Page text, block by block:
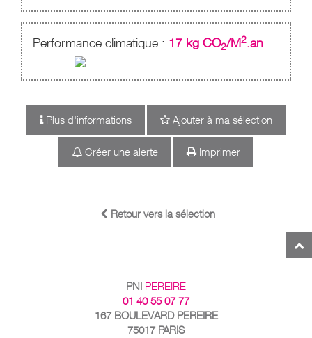
Performance climatique : 17 kg CO2/M2.an
Plus d'informations Ajouter à ma sélection
Créer une alerte Imprimer
Retour vers la sélection
PNI PEREIRE
01 40 55 07 77
167 BOULEVARD PEREIRE
75017 PARIS